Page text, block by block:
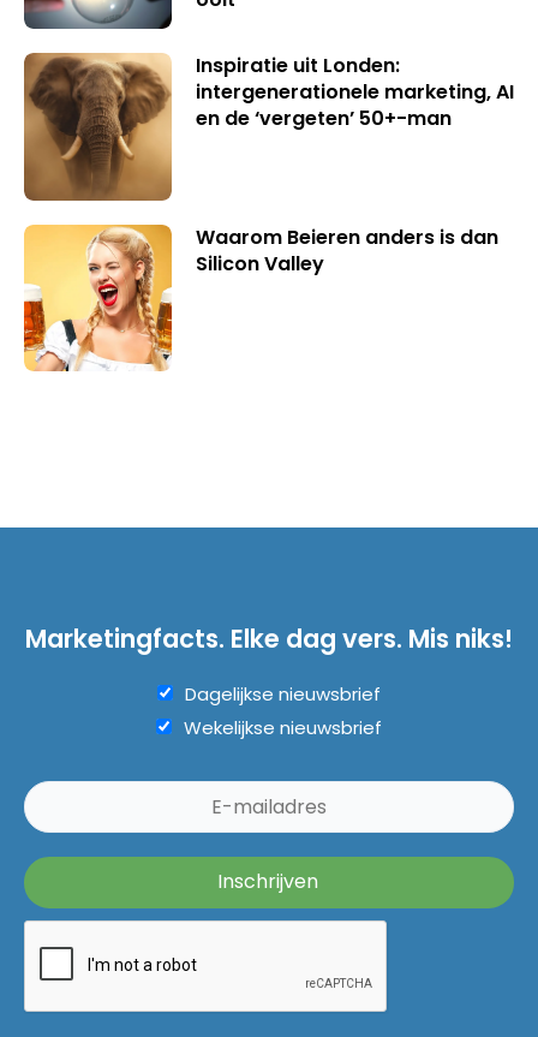
Inspiratie uit Londen:
intergenerationele marketing, AI
en de ‘vergeten’ 50+-man
Waarom Beieren anders is dan
Silicon Valley
Marketingfacts. Elke dag vers. Mis niks!
Dagelijkse nieuwsbrief
Wekelijkse nieuwsbrief